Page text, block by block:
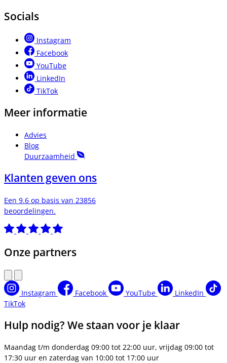
Socials
Instagram
Facebook
YouTube
LinkedIn
TikTok
Meer informatie
Advies
Blog
Duurzaamheid
Klanten geven ons
Een 9.6 op basis van 23856
beoordelingen.
Onze partners
Instagram Facebook YouTube
LinkedIn
TikTok
Hulp nodig? We staan voor je klaar
Maandag t/m donderdag 09:00 tot 22:00 uur, vrijdag 09:00 tot
17:30 uur en zaterdag van 10:00 tot 17:00 uur